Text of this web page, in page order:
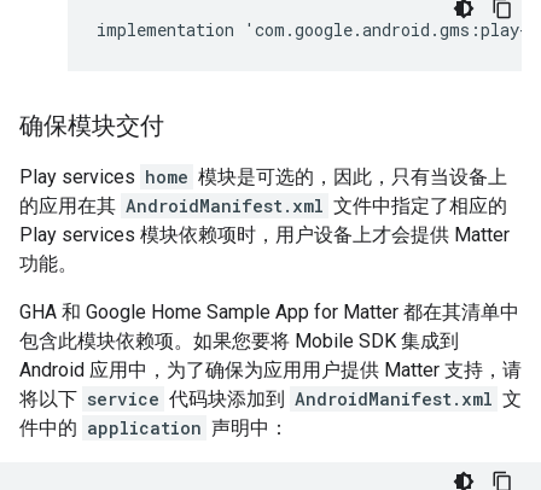
implementation ' com .google.android .gms :play-
确保模块交付
Play services home 模块是可选的，因此，只有当设备上
的应用在其 AndroidManifest.xml 文件中指定了相应的
Play services 模块依赖项时，用户设备上才会提供 Matter
功能。
GHA 和 Google Home Sample App for Matter 都在其清单中
包含此模块依赖项。如果您要将 Mobile SDK 集成到
Android 应用中，为了确保为应用用户提供 Matter 支持，请
将以下 service 代码块添加到 AndroidManifest.xml 文
件中的 application 声明中：